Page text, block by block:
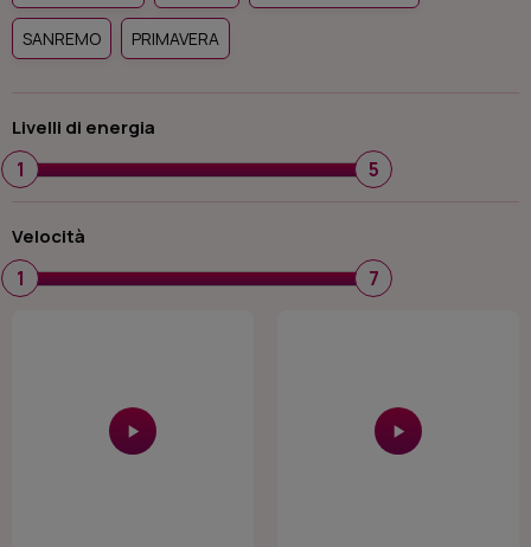
SANREMO PRIMAVERA
Livelli di energia
1 5
Velocità
1 7